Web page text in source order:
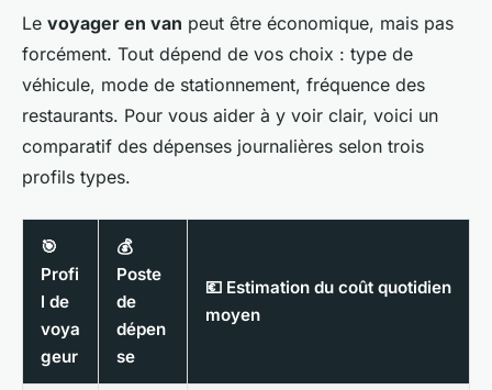
Le voyager en van peut être économique, mais pas
forcément. Tout dépend de vos choix : type de
véhicule, mode de stationnement, fréquence des
restaurants. Pour vous aider à y voir clair, voici un
comparatif des dépenses journalières selon trois
profils types.
🎯
Profi
l de
voya
geur
💰
Poste
de
dépen
se
💶 Estimation du coût quotidien
moyen